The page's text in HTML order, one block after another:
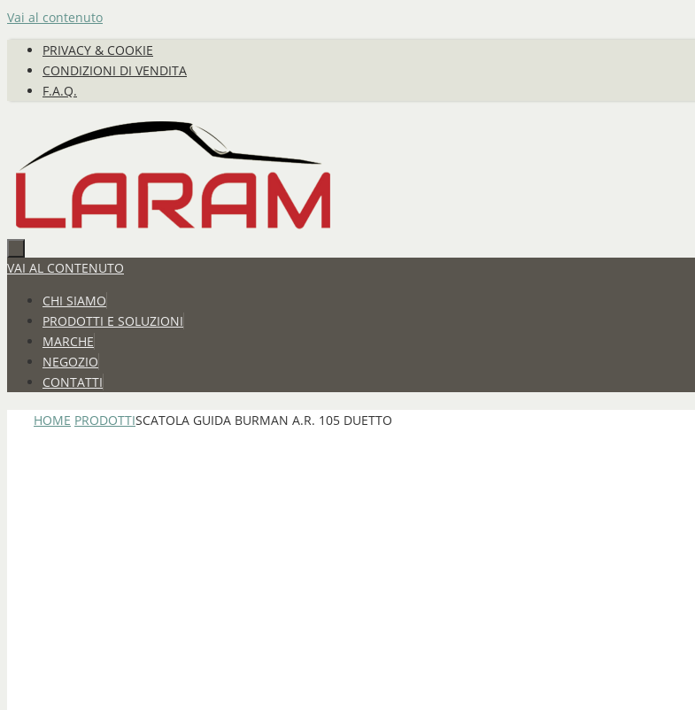
Vai al contenuto
PRIVACY & COOKIE
CONDIZIONI DI VENDITA
F.A.Q.
VAI AL CONTENUTO
CHI SIAMO
PRODOTTI E SOLUZIONI
MARCHE
NEGOZIO
CONTATTI
HOME PRODOTTISCATOLA GUIDA BURMAN A.R. 105 DUETTO